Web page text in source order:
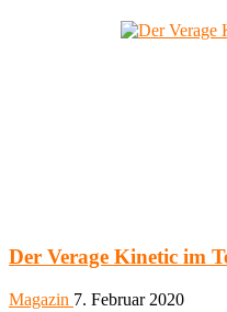
Der Verage Kinetic im
Magazin 7. Februar 2020